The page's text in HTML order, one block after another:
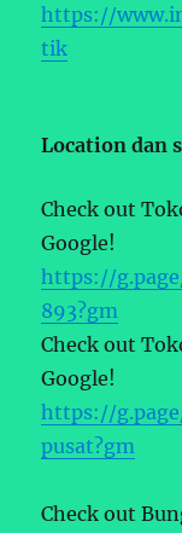
https://
tik
Location dan
Check out
Google!
https://
893?gm
Check out
Google!
https://
pusat?gm
Check out